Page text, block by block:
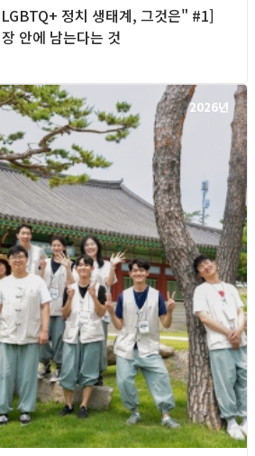
정치 생태계, 그것은" #1]
안에 남는다는 것
2026년